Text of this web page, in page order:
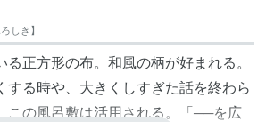
しき 】
る正方形の布。和風の柄が好まれる。
する時や、大きくしすぎた話を終わら
この風呂敷は活用される。「──を広